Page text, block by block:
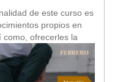
de este curso es
propios en
como, ofrecerles la